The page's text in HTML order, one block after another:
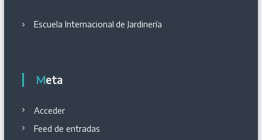
Escuela Internacional de Jardinería
Meta
Acceder
Feed de entradas